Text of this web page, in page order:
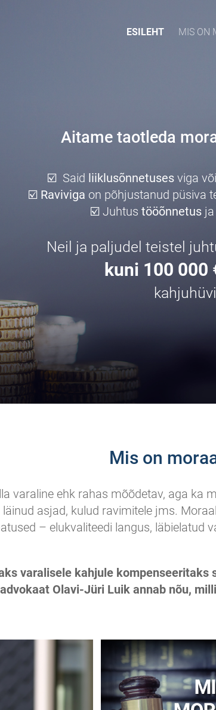
ESILEHT MIS ON
Aitame taotleda
☑️ Said liiklusõnnetuses viga
☑️ Raviviga on põhjustanud püsiva
☑️ Juhtus tööõnnetus
Neil ja paljudel teistel
kuni 100 000
Mis on
varaline ehk rahas mõõdetav, aga ka
asjad, kulud ravimitele jms.
– elukvaliteedi langus, läbielatud
varalisele kahjule
Olavi-Jüri Luik annab nõu,